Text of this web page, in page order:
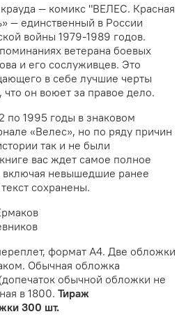
крауда — комикс "ВЕЛЕС. Красная
— единственный в России
войны 1979-1989 годов.
ветерана боевых
и его сослуживцев. Это
в себе лучшие черты
он воюет за правое дело.
по 1995 годы в знаковом
«Велес», но по ряду причин
так и не были
вас ждет самое полное
включая невышедшие ранее
сохранены.
формат А4. Две обложки
Обычная обложка
обычной обложки не
в 1800. Тираж
300 шт.